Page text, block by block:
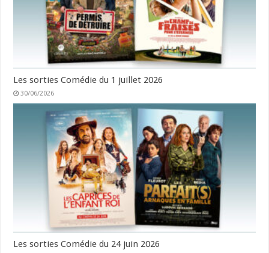
Les sorties Comédie du 1 juillet 2026
30/06/2026
Les sorties Comédie du 24 juin 2026